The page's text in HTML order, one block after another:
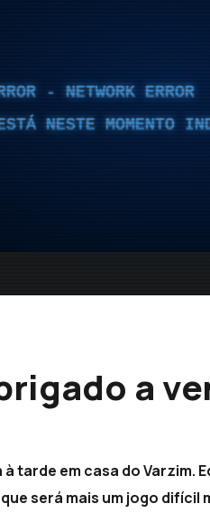
- NETWORK ERROR
NESTE MOMENTO
a
tarde em casa do Varzim.
será mais um jogo